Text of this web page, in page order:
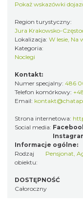
Pokaż wskazówki
Region turystyczny:
Jura Krakowsko-
Lokalizacja: W lesie, Na
Kategoria:
Noclegi
Kontakt:
Numer specjalny: 486
Telefon komórkowy:
Email:
Strona internetowa:
Social media:
Informacje ogólne:
Rodzaj
obiektu:
Pensjonat,
DOSTĘPNOŚĆ
Całoroczny